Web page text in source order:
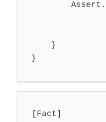
Assert .
}
}
Fact